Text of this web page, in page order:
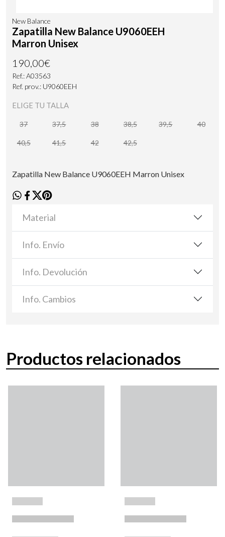
New Balance
Zapatilla New Balance U9060EEH
Marron Unisex
190,00€
Ref.: A03563
Ref. prov.: U9060EEH
ELIGE TU TALLA
37 37,5 38 38,5 39,5 40
40,5 41,5 42 42,5
Zapatilla New Balance U9060EEH Marron Unisex
Material
Info. Envío
Info. Devolución
Info. Cambios
Productos relacionados